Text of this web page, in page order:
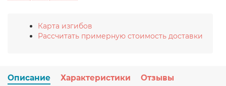
Карта изгибов
Рассчитать примерную стоимость доставки
Описание Характеристики Отзывы